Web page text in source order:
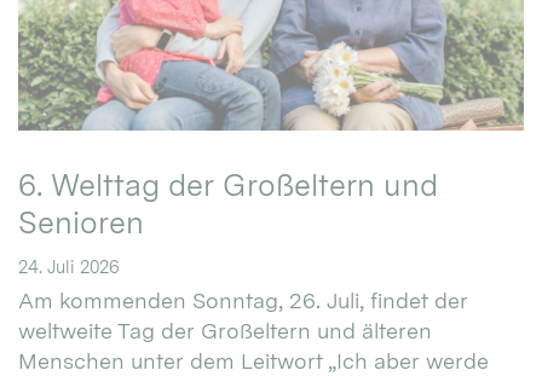
6. Welttag der Großeltern und
Senioren
24. Juli 2026
Am kommenden Sonntag, 26. Juli, findet der
weltweite Tag der Großeltern und älteren
Menschen unter dem Leitwort „Ich aber werde